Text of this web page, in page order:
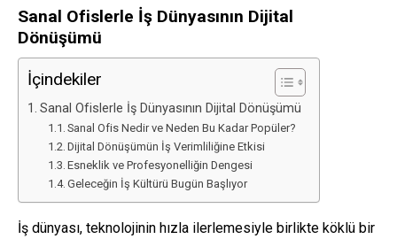
Sanal Ofislerle İş Dünyasının Dijital
Dönüşümü
İçindekiler
Sanal Ofislerle İş Dünyasının Dijital Dönüşümü
Sanal Ofis Nedir ve Neden Bu Kadar Popüler?
Dijital Dönüşümün İş Verimliliğine Etkisi
Esneklik ve Profesyonelliğin Dengesi
Geleceğin İş Kültürü Bugün Başlıyor
İş dünyası, teknolojinin hızla ilerlemesiyle birlikte köklü bir